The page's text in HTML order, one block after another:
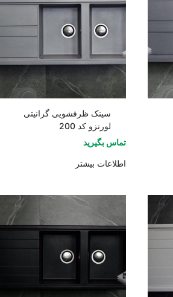
سینک ظرفشویی گرانیتی
لورنزو کد 200
تماس بگیرید
اطلاعات بیشتر